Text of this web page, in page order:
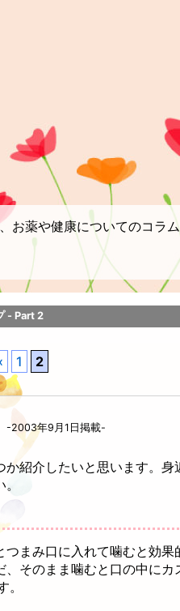
お薬や健康についてのコラ
- Part 2
1 2
-2003年9月1日掲載-
紹介したいと思います。身
まみ口に入れて噛むと効果
そのまま噛むと口の中にカ